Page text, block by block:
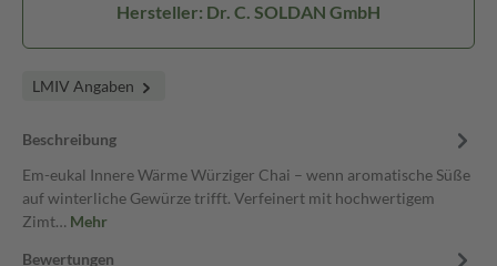
Hersteller: Dr. C. SOLDAN GmbH
LMIV Angaben
Beschreibung
Em-eukal Innere Wärme Würziger Chai – wenn aromatische Süße
auf winterliche Gewürze trifft. Verfeinert mit hochwertigem
Zimt… Mehr
Bewertungen